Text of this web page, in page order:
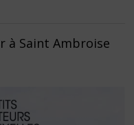
à Saint Ambroise